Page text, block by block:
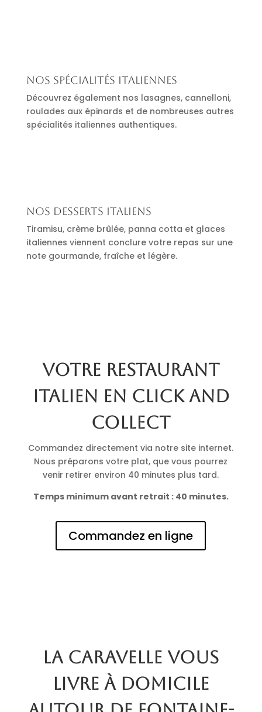
Nos spécialités italiennes
Découvrez également nos lasagnes, cannelloni,
roulades aux épinards et de nombreuses autres
spécialités italiennes authentiques.
Nos desserts italiens
Tiramisu, crème brûlée, panna cotta et glaces
italiennes viennent conclure votre repas sur une
note gourmande, fraîche et légère.
Votre restaurant
italien en click and
collect
Commandez directement via notre site internet.
Nous préparons votre plat, que vous pourrez
venir retirer environ 40 minutes plus tard.
Temps minimum avant retrait : 40 minutes.
Commandez en ligne
La Caravelle vous
livre à domicile